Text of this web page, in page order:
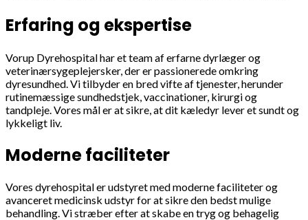
Erfaring og ekspertise
Vorup Dyrehospital har et team af erfarne dyrlæger og
veterinærsygeplejersker, der er passionerede omkring
dyresundhed. Vi tilbyder en bred vifte af tjenester, herunder
rutinemæssige sundhedstjek, vaccinationer, kirurgi og
tandpleje. Vores mål er at sikre, at dit kæledyr lever et sundt og
lykkeligt liv.
Moderne faciliteter
Vores dyrehospital er udstyret med moderne faciliteter og
avanceret medicinsk udstyr for at sikre den bedst mulige
behandling. Vi stræber efter at skabe en tryg og behagelig